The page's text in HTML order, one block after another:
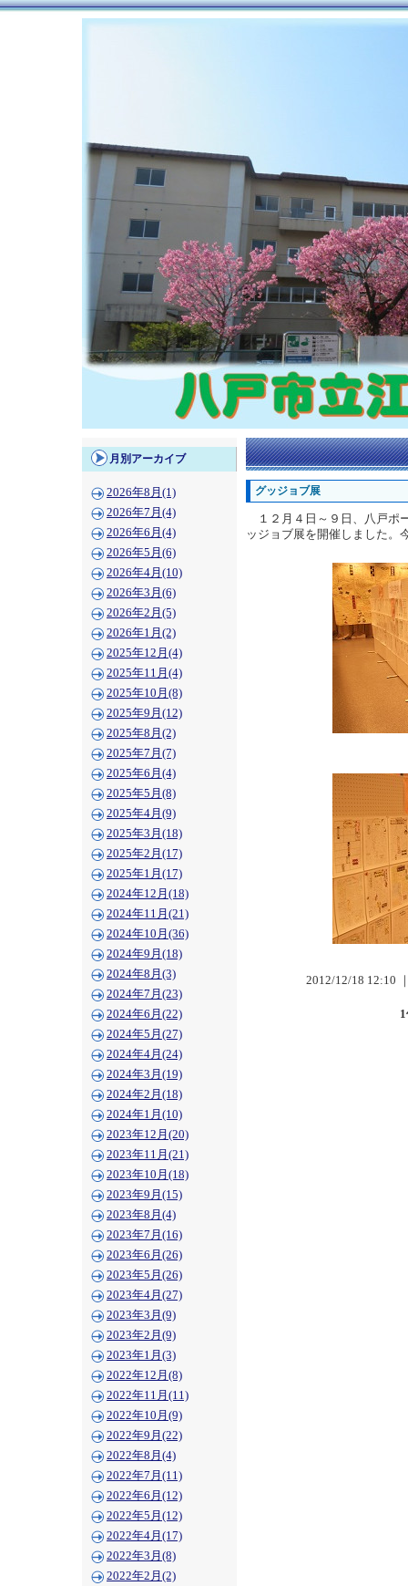
月別アーカイブ
2026年8月(1)
2026年7月(4)
2026年6月(4)
2026年5月(6)
2026年4月(10)
2026年3月(6)
2026年2月(5)
2026年1月(2)
2025年12月(4)
2025年11月(4)
2025年10月(8)
2025年9月(12)
2025年8月(2)
2025年7月(7)
2025年6月(4)
2025年5月(8)
2025年4月(9)
2025年3月(18)
2025年2月(17)
2025年1月(17)
2024年12月(18)
2024年11月(21)
2024年10月(36)
2024年9月(18)
2024年8月(3)
2024年7月(23)
2024年6月(22)
2024年5月(27)
2024年4月(24)
2024年3月(19)
2024年2月(18)
2024年1月(10)
2023年12月(20)
2023年11月(21)
2023年10月(18)
2023年9月(15)
2023年8月(4)
2023年7月(16)
2023年6月(26)
2023年5月(26)
2023年4月(27)
2023年3月(9)
2023年2月(9)
2023年1月(3)
2022年12月(8)
2022年11月(11)
2022年10月(9)
2022年9月(22)
2022年8月(4)
2022年7月(11)
2022年6月(12)
2022年5月(12)
2022年4月(17)
2022年3月(8)
2022年2月(2)
グッジョブ展
１２月４日～９日、八戸ポ
ッジョブ展を開催しました。
2012/12/18 12:10